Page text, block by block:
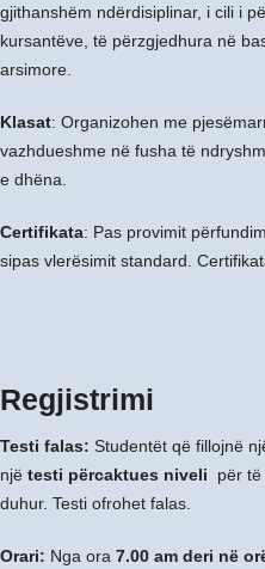
gjithanshëm ndërdisiplinar, i cili i
kursantëve, të përzgjedhura në
arsimore.
Klasat: Organizohen me
vazhdueshme në fusha të
e dhëna.
Certifikata: Pas provimit
sipas vlerësimit standard.
Regjistrimi
Testi falas: Studentët që fillojnë
një testi përcaktues niveli për
duhur. Testi ofrohet falas.
Orari: Nga ora 7.00 am deri në